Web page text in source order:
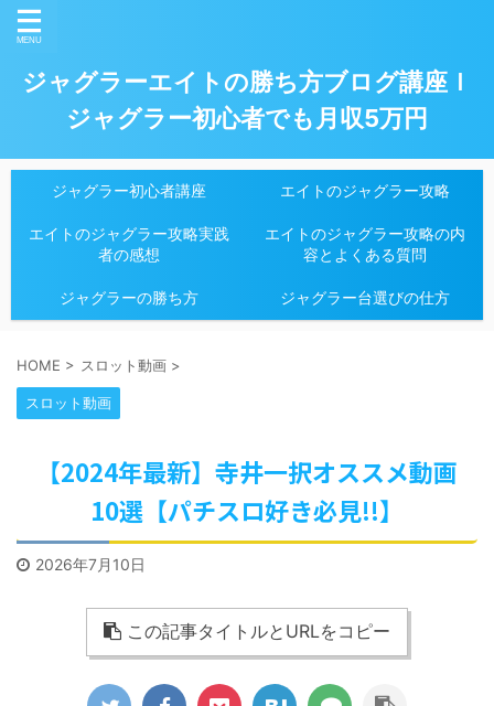
ジャグラーエイトの勝ち方ブログ講座ｌ
ジャグラー初心者でも月収5万円
ジャグラー初心者講座 エイトのジャグラー攻略
エイトのジャグラー攻略実践
者の感想
エイトのジャグラー攻略の内
容とよくある質問
ジャグラーの勝ち方 ジャグラー台選びの仕方
HOME > スロット動画 >
スロット動画
【2024年最新】寺井一択オススメ動画
10選【パチスロ好き必見!!】
2026年7月10日
この記事タイトルとURLをコピー